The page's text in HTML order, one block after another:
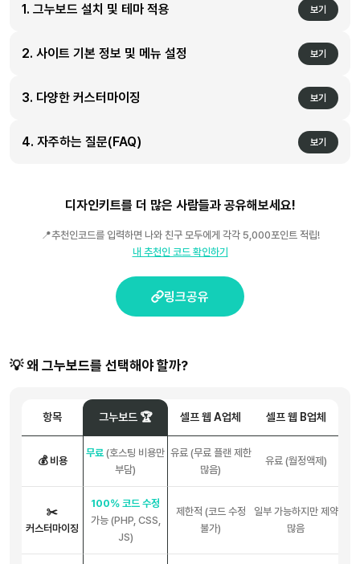
1. 그누보드 설치 및 테마 적용 보기
2. 사이트 기본 정보 및 메뉴 설정 보기
3. 다양한 커스터마이징 보기
4. 자주하는 질문(FAQ) 보기
디자인키트를 더 많은 사람들과 공유해보세요!
📍추천인코드를 입력하면 나와 친구 모두에게 각각 5,000포인트 적립!
내 추천인 코드 확인하기
링크공유
💡 왜 그누보드를 선택해야 할까?
항목 그누보드 🏆 셀프 웹 A업체 셀프 웹 B업체
💰 비용
무료 (호스팅 비용만
부담)
유료 (무료 플랜 제한
많음)
유료 (월정액제)
✂️
커스터마이징
100% 코드 수정
가능 (PHP, CSS,
JS)
제한적 (코드 수정
불가)
일부 가능하지만 제약
많음